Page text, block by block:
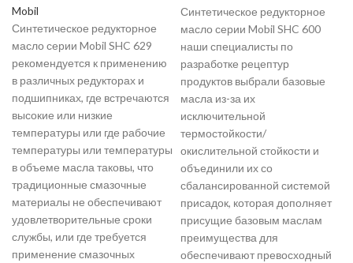
Mobil
Синтетическое редукторное
масло серии Mobil SHC 629
рекомендуется к применению
в различных редукторах и
подшипниках, где встречаются
высокие или низкие
температуры или где рабочие
температуры или температуры
в объеме масла таковы, что
традиционные смазочные
материалы не обеспечивают
удовлетворительные сроки
службы, или где требуется
применение смазочных
Синтетическое редукторное
масло серии Mobil SHC 600
наши специалисты по
разработке рецептур
продуктов выбрали базовые
масла из-за их
исключительной
термостойкости/
окислительной стойкости и
объединили их со
сбалансированной системой
присадок, которая дополняет
присущие базовым маслам
преимущества для
обеспечивают превосходный